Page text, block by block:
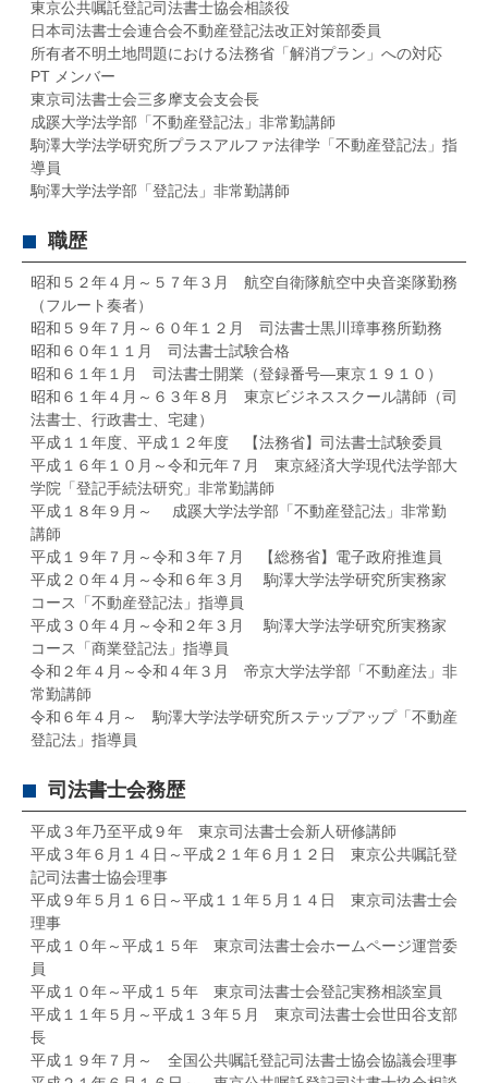
東京公共嘱託登記司法書士協会相談役
日本司法書士会連合会不動産登記法改正対策部委員
所有者不明土地問題における法務省「解消プラン」への対応
PT メンバー
東京司法書士会三多摩支会支会長
成蹊大学法学部「不動産登記法」非常勤講師
駒澤大学法学研究所プラスアルファ法律学「不動産登記法」指
導員
駒澤大学法学部「登記法」非常勤講師
職歴
昭和５２年４月～５７年３月 航空自衛隊航空中央音楽隊勤務
（フルート奏者）
昭和５９年７月～６０年１２月 司法書士黒川璋事務所勤務
昭和６０年１１月 司法書士試験合格
昭和６１年１月 司法書士開業（登録番号―東京１９１０）
昭和６１年４月～６３年８月 東京ビジネススクール講師（司
法書士、行政書士、宅建）
平成１１年度、平成１２年度 【法務省】司法書士試験委員
平成１６年１０月～令和元年７月 東京経済大学現代法学部大
学院「登記手続法研究」非常勤講師
平成１８年９月～ 成蹊大学法学部「不動産登記法」非常勤
講師
平成１９年７月～令和３年７月 【総務省】電子政府推進員
平成２０年４月～令和６年３月 駒澤大学法学研究所実務家
コース「不動産登記法」指導員
平成３０年４月～令和２年３月 駒澤大学法学研究所実務家
コース「商業登記法」指導員
令和２年４月～令和４年３月 帝京大学法学部「不動産法」非
常勤講師
令和６年４月～ 駒澤大学法学研究所ステップアップ「不動産
登記法」指導員
司法書士会務歴
平成３年乃至平成９年 東京司法書士会新人研修講師
平成３年６月１４日～平成２１年６月１２日 東京公共嘱託登
記司法書士協会理事
平成９年５月１６日～平成１１年５月１４日 東京司法書士会
理事
平成１０年～平成１５年 東京司法書士会ホームページ運営委
員
平成１０年～平成１５年 東京司法書士会登記実務相談室員
平成１１年５月～平成１３年５月 東京司法書士会世田谷支部
長
平成１９年７月～ 全国公共嘱託登記司法書士協会協議会理事